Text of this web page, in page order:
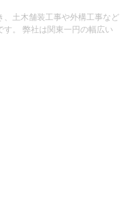
土木舗装工事や外構工事など
。 弊社は関東一円の幅広い